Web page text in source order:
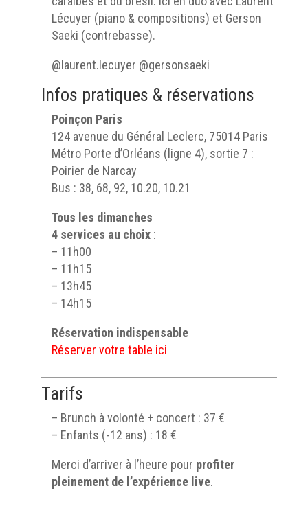
Lécuyer (piano & compositions) et Gerson
Saeki (contrebasse).
@laurent.lecuyer @gersonsaeki
Infos pratiques & réservations
Poinçon Paris
124 avenue du Général Leclerc, 75014 Paris
Métro Porte d’Orléans (ligne 4), sortie 7 :
Poirier de Narcay
Bus : 38, 68, 92, 10.20, 10.21
Tous les dimanches
4 services au choix:
– 11h00
– 11h15
– 13h45
– 14h15
Réservation indispensable
Réserver votre table ici
Tarifs
– Brunch à volonté + concert : 37 €
– Enfants (-12 ans) : 18 €
Merci d’arriver à l’heure pour profiter
pleinement de l’expérience live.